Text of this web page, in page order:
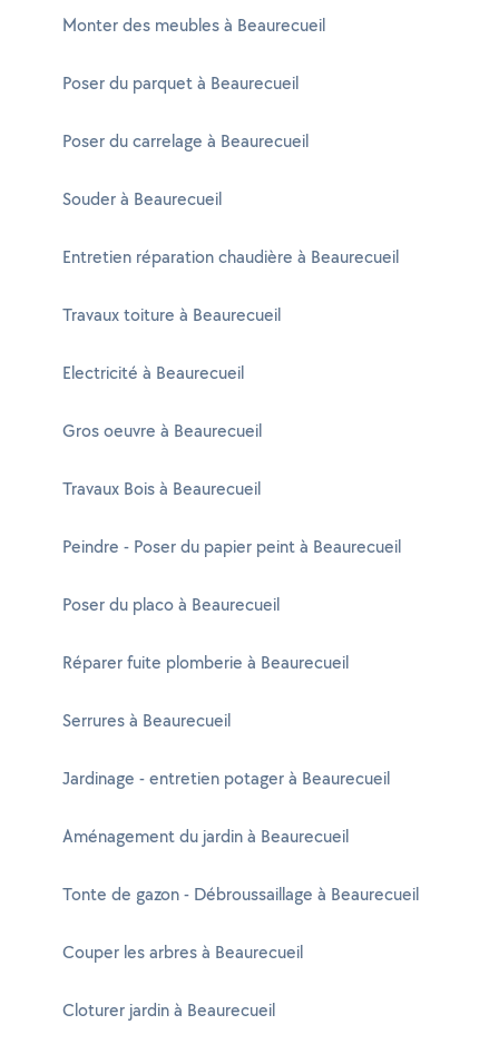
Monter des meubles à Beaurecueil
Poser du parquet à Beaurecueil
Poser du carrelage à Beaurecueil
Souder à Beaurecueil
Entretien réparation chaudière à Beaurecueil
Travaux toiture à Beaurecueil
Electricité à Beaurecueil
Gros oeuvre à Beaurecueil
Travaux Bois à Beaurecueil
Peindre - Poser du papier peint à Beaurecueil
Poser du placo à Beaurecueil
Réparer fuite plomberie à Beaurecueil
Serrures à Beaurecueil
Jardinage - entretien potager à Beaurecueil
Aménagement du jardin à Beaurecueil
Tonte de gazon - Débroussaillage à Beaurecueil
Couper les arbres à Beaurecueil
Cloturer jardin à Beaurecueil